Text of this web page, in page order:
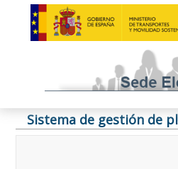
Sistema de gestión de